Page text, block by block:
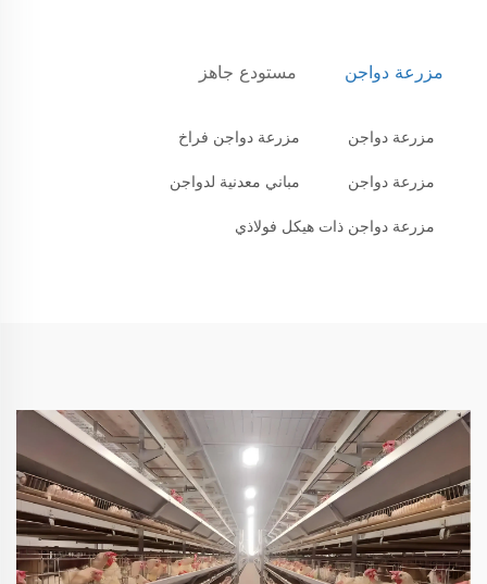
مزرعة دواجن مستودع جاهز
مزرعة دواجن مزرعة دواجن فراخ
مزرعة دواجن مباني معدنية لدواجن
مزرعة دواجن ذات هيكل فولاذي